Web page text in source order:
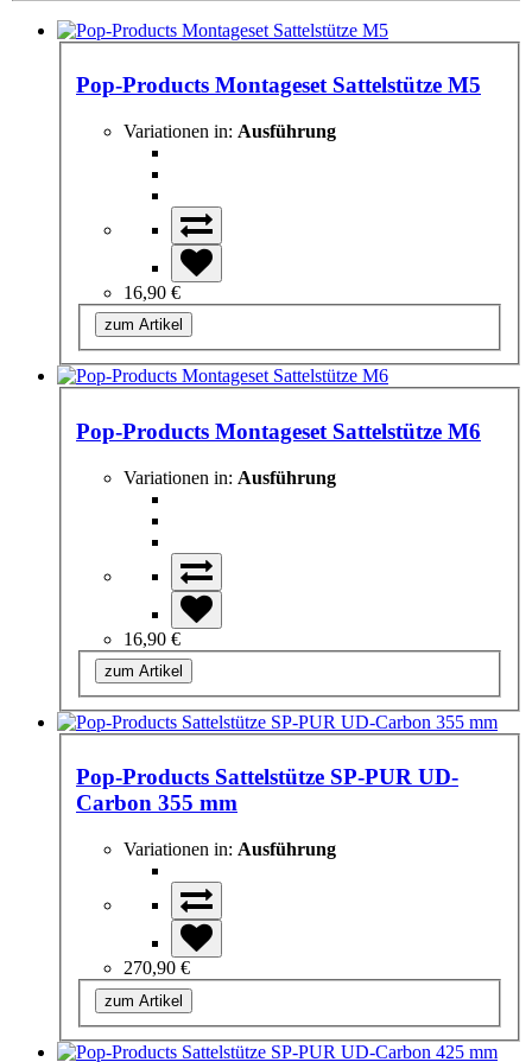
Pop-Products Montageset Sattelstütze M5
Variationen in: Ausführung
16,90 €
zum Artikel
Pop-Products Montageset Sattelstütze M6
Variationen in: Ausführung
16,90 €
zum Artikel
Pop-Products Sattelstütze SP-PUR UD-
Carbon 355 mm
Variationen in: Ausführung
270,90 €
zum Artikel